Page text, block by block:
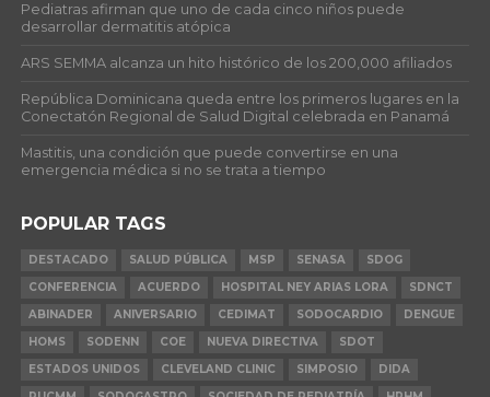
Pediatras afirman que uno de cada cinco niños puede
desarrollar dermatitis atópica
ARS SEMMA alcanza un hito histórico de los 200,000 afiliados
República Dominicana queda entre los primeros lugares en la
Conectatón Regional de Salud Digital celebrada en Panamá
Mastitis, una condición que puede convertirse en una
emergencia médica si no se trata a tiempo
POPULAR TAGS
DESTACADO SALUD PÚBLICA MSP SENASA
SDOG
CONFERENCIA
ACUERDO HOSPITAL NEY ARIAS LORA
SDNCT
ABINADER
ANIVERSARIO CEDIMAT SODOCARDIO
DENGUE
HOMS
SODENN COE NUEVA DIRECTIVA
SDOT
ESTADOS UNIDOS
CLEVELAND CLINIC SIMPOSIO
DIDA